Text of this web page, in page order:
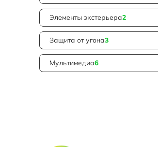
Элементы экстерьера2
Защита от угона3
Мультимедиа6